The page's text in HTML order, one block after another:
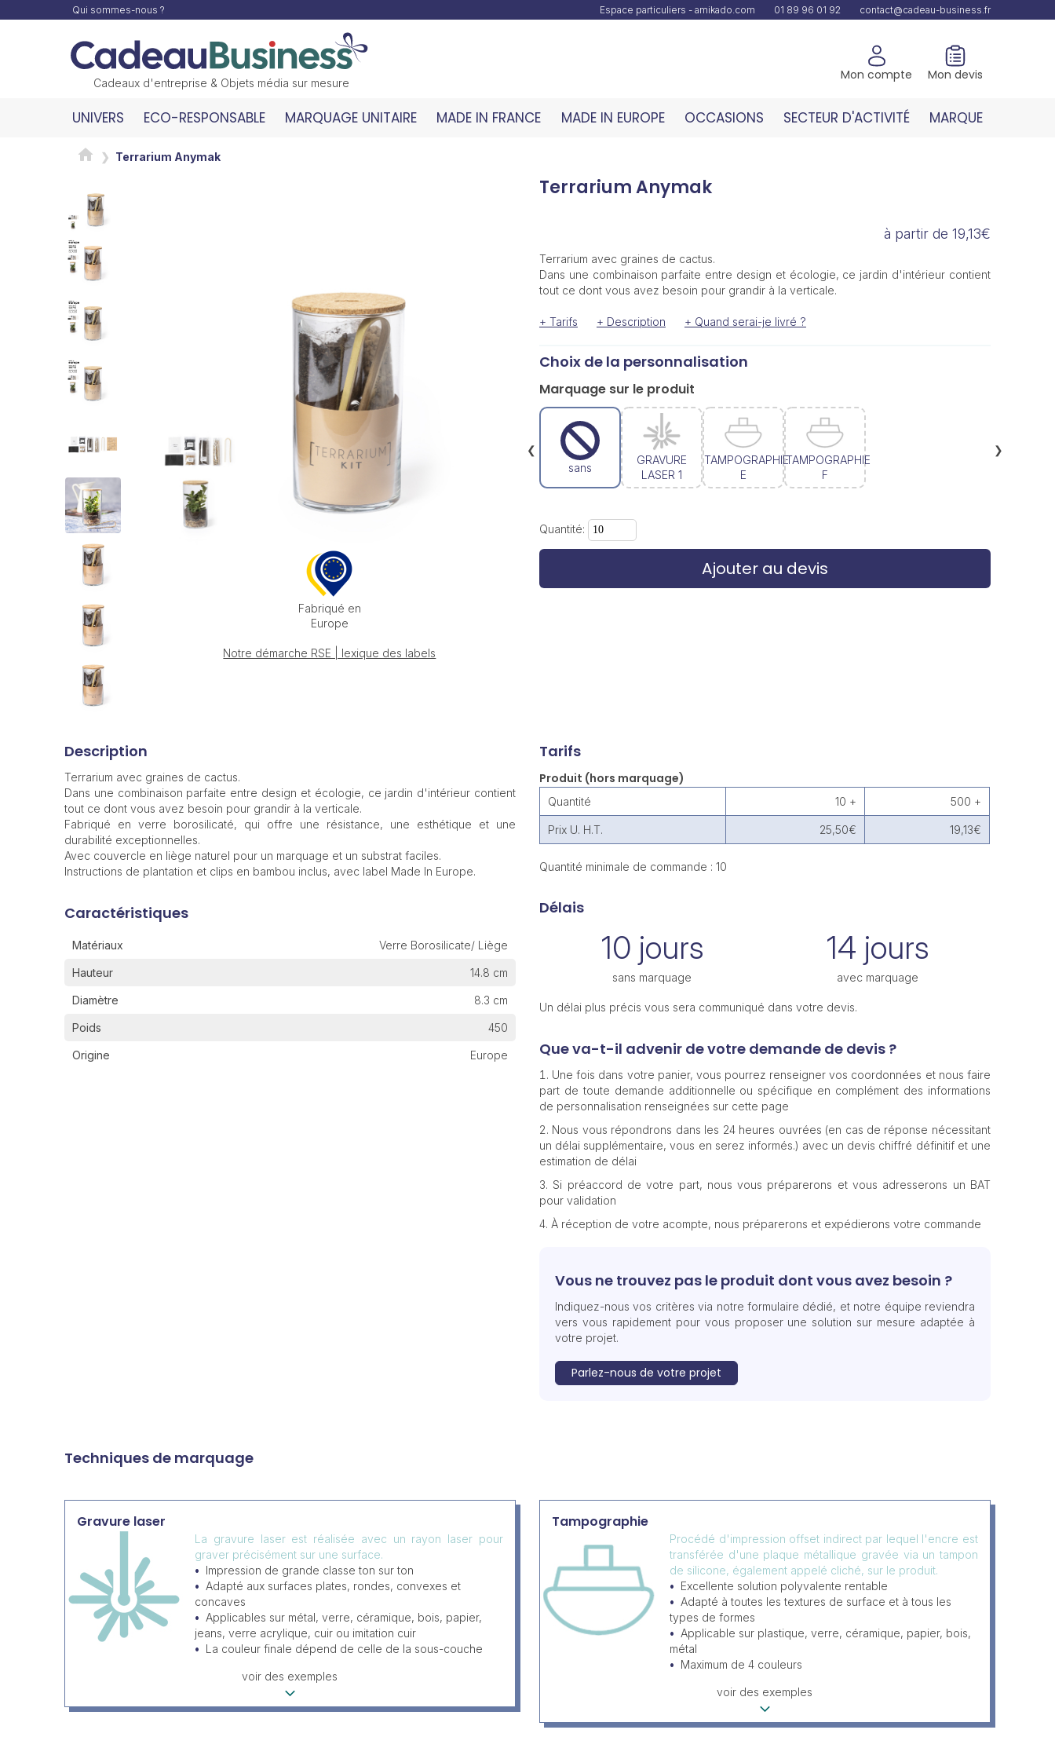
Qui sommes-nous ? Espace particuliers - amikado.com 01 89 96 01 92 contact@cadeau-business.fr
Cadeaux d'entreprise & Objets média sur mesure
Mon compte Mon devis
UNIVERS ECO-RESPONSABLE MARQUAGE UNITAIRE MADE IN FRANCE MADE IN EUROPE OCCASIONS SECTEUR D'ACTIVITÉ MARQUE
Terrarium Anymak
Fabriqué en
Europe
Notre démarche RSE | lexique des labels
Terrarium Anymak
à partir de 19,13€
Terrarium avec graines de cactus.
Dans une combinaison parfaite entre design et écologie, ce jardin d'intérieur contient
tout ce dont vous avez besoin pour grandir à la verticale.
+ Tarifs + Description + Quand serai-je livré ?
Choix de la personnalisation
Marquage sur le produit
sans
GRAVURE
LASER 1
TAMPOGRAPHIE
E
TAMPOGRAPHIE
F
❯
❮
Quantité:
Ajouter au devis
Description
Terrarium avec graines de cactus.
Dans une combinaison parfaite entre design et écologie, ce jardin d'intérieur contient
tout ce dont vous avez besoin pour grandir à la verticale.
Fabriqué en verre borosilicaté, qui offre une résistance, une esthétique et une
durabilité exceptionnelles.
Avec couvercle en liège naturel pour un marquage et un substrat faciles.
Instructions de plantation et clips en bambou inclus, avec label Made In Europe.
Caractéristiques
Matériaux Verre Borosilicate/ Liège
Hauteur 14.8 cm
Diamètre 8.3 cm
Poids 450
Origine Europe
Tarifs
Produit (hors marquage)
Quantité 10 + 500 +
Prix U. H.T. 25,50€ 19,13€
Quantité minimale de commande : 10
Délais
10 jours
sans marquage
14 jours
avec marquage
Un délai plus précis vous sera communiqué dans votre devis.
Que va-t-il advenir de votre demande de devis ?
Une fois dans votre panier, vous pourrez renseigner vos coordonnées et nous faire
part de toute demande additionnelle ou spécifique en complément des informations
de personnalisation renseignées sur cette page
Nous vous répondrons dans les 24 heures ouvrées (en cas de réponse nécessitant
un délai supplémentaire, vous en serez informés.) avec un devis chiffré définitif et une
estimation de délai
Si préaccord de votre part, nous vous préparerons et vous adresserons un BAT
pour validation
À réception de votre acompte, nous préparerons et expédierons votre commande
Vous ne trouvez pas le produit dont vous avez besoin ?
Indiquez-nous vos critères via notre formulaire dédié, et notre équipe reviendra
vers vous rapidement pour vous proposer une solution sur mesure adaptée à
votre projet.
Parlez-nous de votre projet
Techniques de marquage
Gravure laser
La gravure laser est réalisée avec un rayon laser pour
graver précisément sur une surface.
Impression de grande classe ton sur ton
Adapté aux surfaces plates, rondes, convexes et
concaves
Applicables sur métal, verre, céramique, bois, papier,
jeans, verre acrylique, cuir ou imitation cuir
La couleur finale dépend de celle de la sous-couche
voir des exemples
Tampographie
Procédé d'impression offset indirect par lequel l'encre est
transférée d'une plaque métallique gravée via un tampon
de silicone, également appelé cliché, sur le produit.
Excellente solution polyvalente rentable
Adapté à toutes les textures de surface et à tous les
types de formes
Applicable sur plastique, verre, céramique, papier, bois,
métal
Maximum de 4 couleurs
voir des exemples